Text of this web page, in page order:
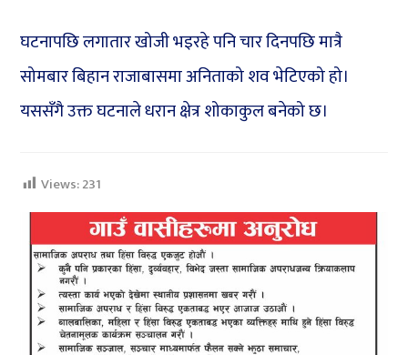
घटनापछि लगातार खोजी भइरहे पनि चार दिनपछि मात्रै
सोमबार बिहान राजाबासमा अनिताको शव भेटिएको हो।
यससँगै उक्त घटनाले धरान क्षेत्र शोकाकुल बनेको छ।
Views:231